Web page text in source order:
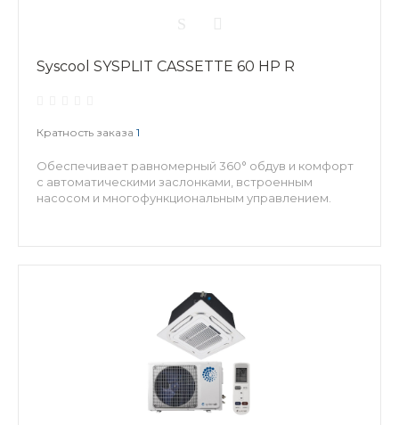
Syscool SYSPLIT CASSETTE 60 HP R
Кратность заказа 1
Обеспечивает равномерный 360° обдув и комфорт
с автоматическими заслонками, встроенным
насосом и многофункциональным управлением.